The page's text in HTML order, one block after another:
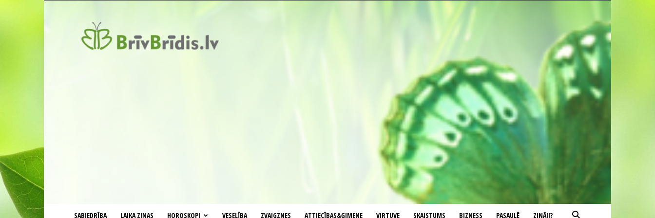
SABIEDRĪBA LAIKA ZIŅAS HOROSKOPI VESELĪBA ZVAIGZNES ATTIECĪBAS&ĢIMENE VIRTUVE SKAISTUMS BIZNESS PASAULĒ ZINĀJI?